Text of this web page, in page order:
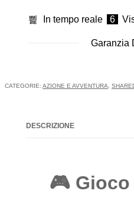
In tempo reale 6
Garanzia
CATEGORIE: AZIONE E AVVENTURA,
DESCRIZIONE
🎮